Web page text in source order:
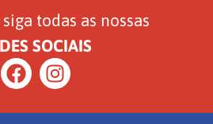
todas as nossas
SOCIAIS